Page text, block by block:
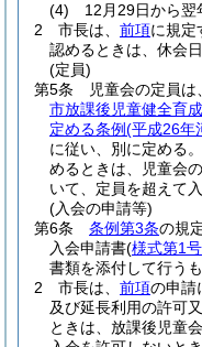
(4)
12月29日から翌
2
市長は、 前項に規定
認めるときは、休会
(定員)
第5条
児童会の定員
市放課後児童健全育
定める条例(平成26年
に従い、別に定める。
めるときは、児童会
いて、定員を超えて
(入会の申請等)
第6条
条例第3条の規
入会申請書(様式第1号
書類を添付して行うも
2
市長は、 前項の申請
及び延長利用の許可
ときは、放課後児童